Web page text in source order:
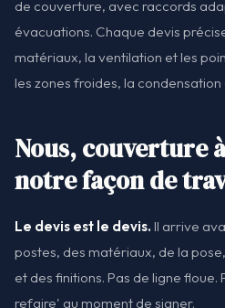
de couverture, avec raccords
évacuations. Chaque devis
matériaux, la ventilation et les
les zones froides, la
Nous, couverture
notre façon de
Le devis est le devis. Il arrive
postes, des matériaux, de la
et des finitions. Pas de ligne
refaire' au moment de signer.